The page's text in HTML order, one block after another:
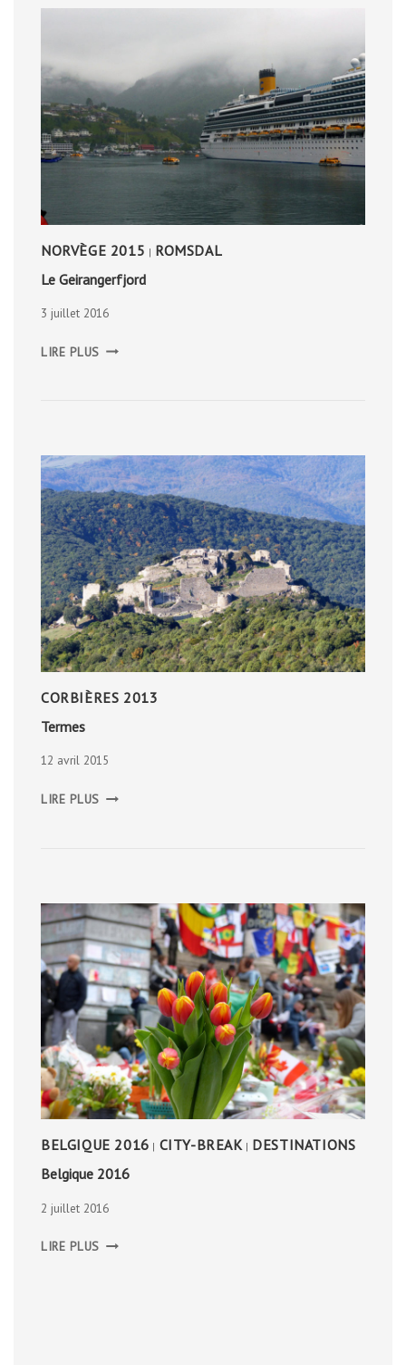
NORVÈGE 2015 | ROMSDAL
Le Geirangerfjord
3 juillet 2016
LIRE PLUS GEIRANGERFJORD
CORBIÈRES 2013
Termes
12 avril 2015
LIRE PLUS
BELGIQUE 2016 | CITY-BREAK| DESTINATIONS
Belgique 2016
2 juillet 2016
LIRE PLUS 2016